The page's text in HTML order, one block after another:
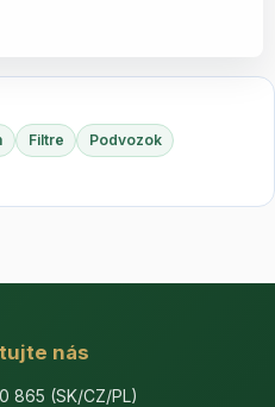
Filtre
Podvozok
nás
865 (SK/CZ/PL)